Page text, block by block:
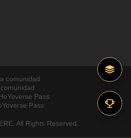
comunidad
Pass
Pass
All Rights Reserved.